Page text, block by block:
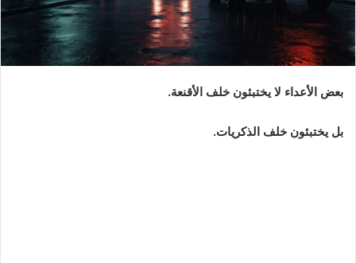
بعض الأعداء لا يختبئون خلف الأقنعة.
بل يختبئون خلف الذكريات.